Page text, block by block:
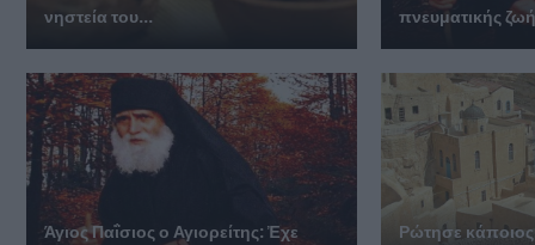
νηστεία του...
πνευματικής
Άγιος Παΐσιος ο Αγιορείτης: Ἐχε
Ρώτησε